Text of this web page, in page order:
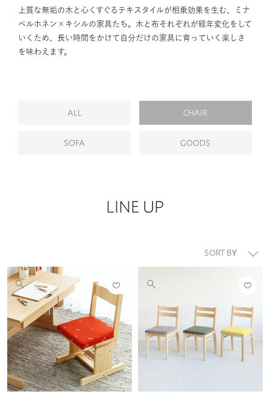
上質な無垢の木と心くすぐるテキスタイルが相乗効果を生む、ミナ
ペルホネン×キシルの家具たち。木と布それぞれが経年変化をして
いくため、長い時間をかけて自分だけの家具に育っていく楽しさ
を味わえます。
ALL CHAIR
SOFA GOODS
LINE UP
並び替え
他
の
画
像
を
見
る
お気
に入
りに
登録
する
他
像
お気
りに
登録
する